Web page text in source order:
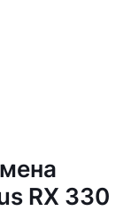
RX 330